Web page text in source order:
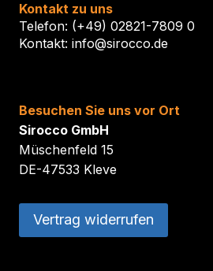
Kontakt zu uns
Telefon: (+49) 02821-7809 0
Kontakt: info@sirocco.de
Besuchen Sie uns vor Ort
Sirocco GmbH
Müschenfeld 15
DE-47533 Kleve
Vertrag widerrufen